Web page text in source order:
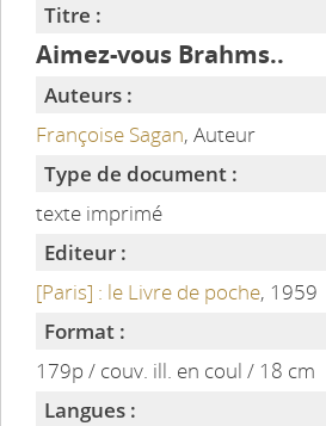
Titre :
Aimez-vous Brahms..
Auteurs :
Françoise Sagan, Auteur
Type de document :
texte imprimé
Editeur :
[Paris] : le Livre de poche, 1959
Format :
179p / couv. ill. en coul / 18 cm
Langues :